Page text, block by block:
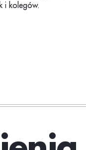
i kolegów.